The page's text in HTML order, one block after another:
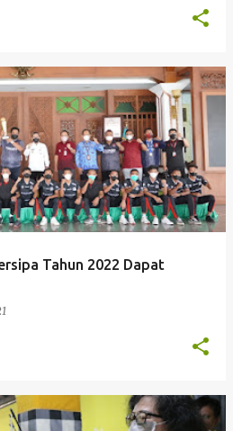
Tahun 2022 Dapat